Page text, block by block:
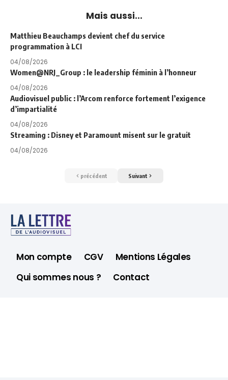
Mais aussi...
Matthieu Beauchamps devient chef du service
programmation à LCI
04/08/2026
Women@NRJ_Group : le leadership féminin à l’honneur
04/08/2026
Audiovisuel public : l’Arcom renforce fortement l’exigence
d’impartialité
04/08/2026
Streaming : Disney et Paramount misent sur le gratuit
04/08/2026
précédent Suivant
Mon compte CGV
Mentions Légales
Qui sommes nous ?
Contact